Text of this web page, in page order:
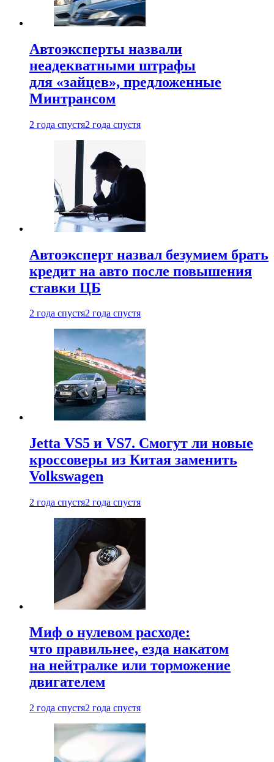
Автоэксперты назвали
неадекватными штрафы
для «зайцев», предложенные
Минтрансом
2 года спустя2 года спустя
Автоэксперт назвал безумием брать
кредит на авто после повышения
ставки ЦБ
2 года спустя2 года спустя
Jetta VS5 и VS7. Смогут ли новые
кроссоверы из Китая заменить
Volkswagen
2 года спустя2 года спустя
Миф о нулевом расходе:
что правильнее, езда накатом
на нейтралке или торможение
двигателем
2 года спустя2 года спустя